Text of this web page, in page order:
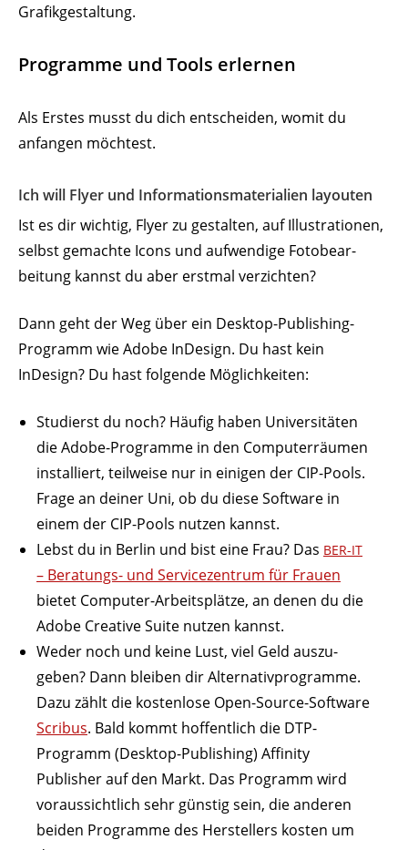
Grafikgestaltung.
Programme und Tools erlernen
Als Erstes musst du dich entscheiden, womit du
anfangen möchtest.
Ich will Flyer und Infor­ma­ti­ons­ma­te­rialien layouten
Ist es dir wichtig, Flyer zu gestalten, auf Illus­tra­tionen,
selbst gemachte Icons und aufwendige Foto­be­ar­
beitung kannst du aber erstmal verzichten?
Dann geht der Weg über ein Desktop-Publi­shing-
Programm wie Adobe InDesign. Du hast kein
InDesign? Du hast folgende Möglichkeiten:
Studierst du noch? Häufig haben Univer­si­täten
die Adobe-Programme in den Compu­ter­räumen
instal­liert, teil­weise nur in einigen der CIP-Pools.
Frage an deiner Uni, ob du diese Software in
einem der CIP-Pools nutzen kannst.
Lebst du in Berlin und bist eine Frau? Das BER-IT
– Bera­tungs- und Service­zentrum für Frauen
bietet Computer-Arbeits­plätze, an denen du die
Adobe Creative Suite nutzen kannst.
Weder noch und keine Lust, viel Geld auszu­
geben? Dann bleiben dir Alter­na­tiv­pro­gramme.
Dazu zählt die kostenlose Open-Source-Software
Scribus. Bald kommt hoffentlich die DTP-
Programm (Desktop-Publi­shing) Affinity
Publisher auf den Markt. Das Programm wird
voraus­sichtlich sehr günstig sein, die anderen
beiden Programme des Herstellers kosten um